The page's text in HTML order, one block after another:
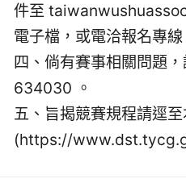
件至
電子檔，或電洽報名專
四、倘有賽事相關問題
634030 。
五、旨揭競賽規程請逕
(https://